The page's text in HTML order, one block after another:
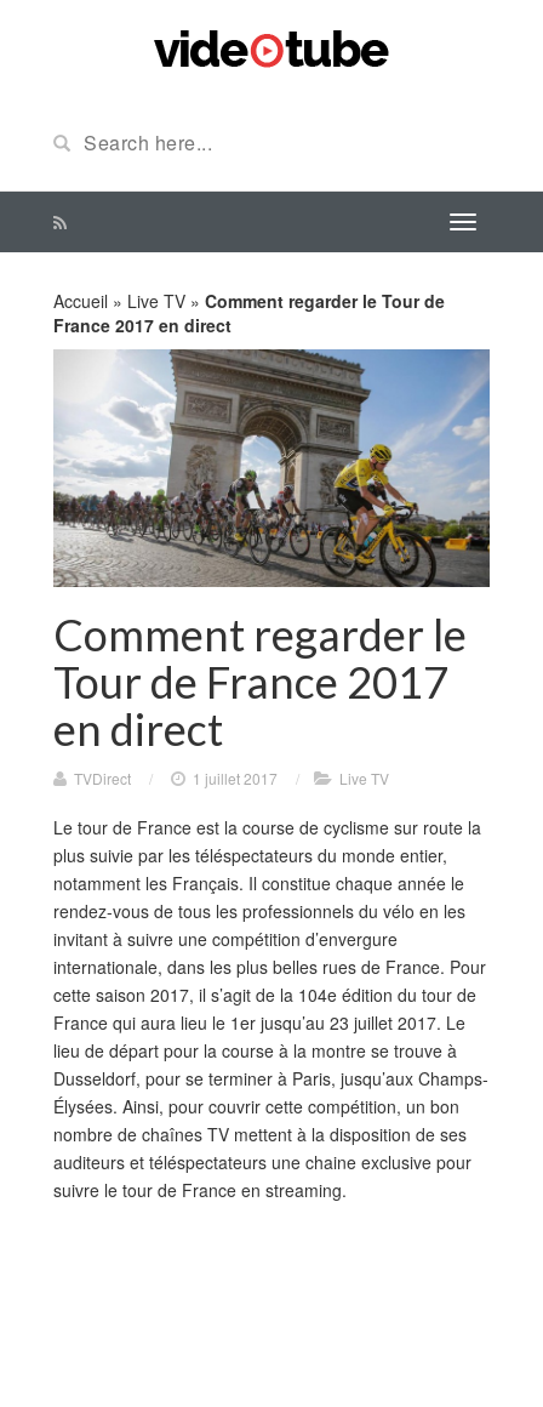
Accueil » Live TV » Comment regarder le Tour de
France 2017 en direct
Comment regarder le
Tour de France 2017
en direct
TVDirect / 1 juillet 2017 / Live TV
Le tour de France est la course de cyclisme sur route la
plus suivie par les téléspectateurs du monde entier,
notamment les Français. Il constitue chaque année le
rendez-vous de tous les professionnels du vélo en les
invitant à suivre une compétition d’envergure
internationale, dans les plus belles rues de France. Pour
cette saison 2017, il s’agit de la 104e édition du tour de
France qui aura lieu le 1er jusqu’au 23 juillet 2017. Le
lieu de départ pour la course à la montre se trouve à
Dusseldorf, pour se terminer à Paris, jusqu’aux Champs-
Élysées. Ainsi, pour couvrir cette compétition, un bon
nombre de chaînes TV mettent à la disposition de ses
auditeurs et téléspectateurs une chaine exclusive pour
suivre le tour de France en streaming.